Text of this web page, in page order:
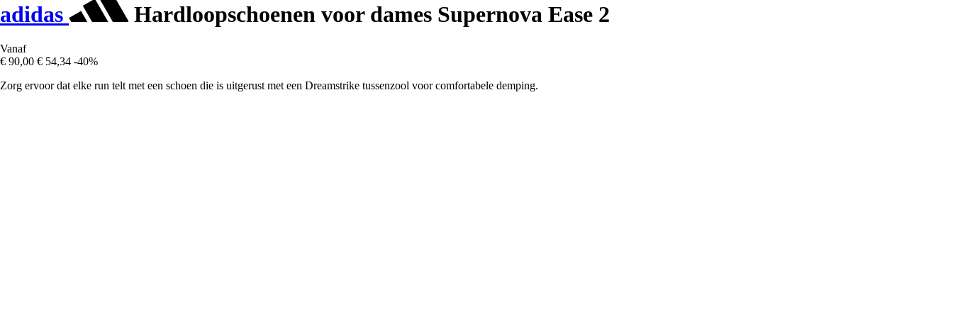
adidas Hardloopschoenen voor dames Supernova Ease 2
Vanaf
€ 90,00 € 54,34 -40%
Zorg ervoor dat elke run telt met een schoen die is uitgerust met een Dreamstrike tussenzool voor comfortabele demping.